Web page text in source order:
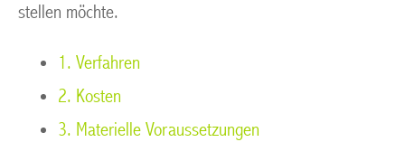
stellen möchte.
1. Verfahren
2. Kosten
3. Materielle Voraussetzungen